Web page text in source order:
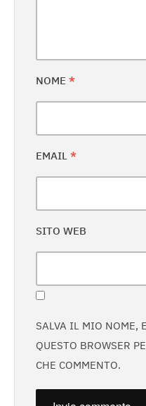
NOME *
EMAIL *
SITO WEB
SALVA IL MIO NOME,
QUESTO BROWSER
CHE COMMENTO.